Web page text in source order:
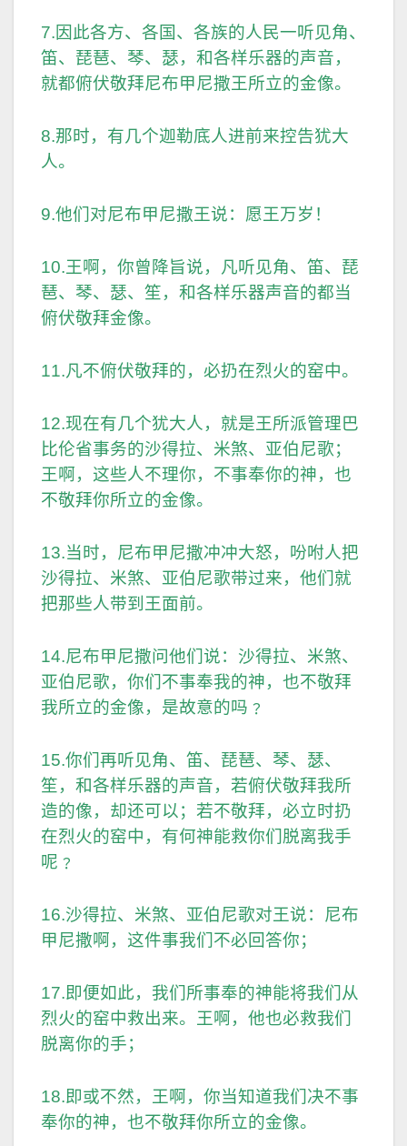
7.因此各方、各国、各族的人民一听见角、
笛、琵琶、琴、瑟，和各样乐器的声音，
就都俯伏敬拜尼布甲尼撒王所立的金像。
8.那时，有几个迦勒底人进前来控告犹大
人。
9.他们对尼布甲尼撒王说：愿王万岁！
10.王啊，你曾降旨说，凡听见角、笛、琵
琶、琴、瑟、笙，和各样乐器声音的都当
俯伏敬拜金像。
11.凡不俯伏敬拜的，必扔在烈火的窑中。
12.现在有几个犹大人，就是王所派管理巴
比伦省事务的沙得拉、米煞、亚伯尼歌；
王啊，这些人不理你，不事奉你的神，也
不敬拜你所立的金像。
13.当时，尼布甲尼撒冲冲大怒，吩咐人把
沙得拉、米煞、亚伯尼歌带过来，他们就
把那些人带到王面前。
14.尼布甲尼撒问他们说：沙得拉、米煞、
亚伯尼歌，你们不事奉我的神，也不敬拜
我所立的金像，是故意的吗﹖
15.你们再听见角、笛、琵琶、琴、瑟、
笙，和各样乐器的声音，若俯伏敬拜我所
造的像，却还可以；若不敬拜，必立时扔
在烈火的窑中，有何神能救你们脱离我手
呢﹖
16.沙得拉、米煞、亚伯尼歌对王说：尼布
甲尼撒啊，这件事我们不必回答你；
17.即便如此，我们所事奉的神能将我们从
烈火的窑中救出来。王啊，他也必救我们
脱离你的手；
18.即或不然，王啊，你当知道我们决不事
奉你的神，也不敬拜你所立的金像。